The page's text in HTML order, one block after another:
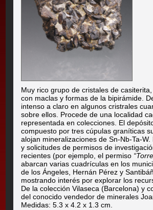
Muy rico grupo de cristales de
con maclas y formas de la bipirámide.
intenso a claro en algunos cristrales
sobre ellos. Procede de una localidad
representada en colecciones. El
compuesto por tres cúpulas graníticas
alojan mineralizaciones de Sn-Nb-Ta-
y solicitudes de permisos de
recientes (por ejemplo, el permiso
abarcan varias cuadrículas en los
de los Ángeles, Hernán Pérez y
mostrando interés por explorar los
De la colección Vilaseca (Barcelona) y
del conocido vendedor de minerales
Medidas: 5.3 x 4.2 x 1.3 cm.